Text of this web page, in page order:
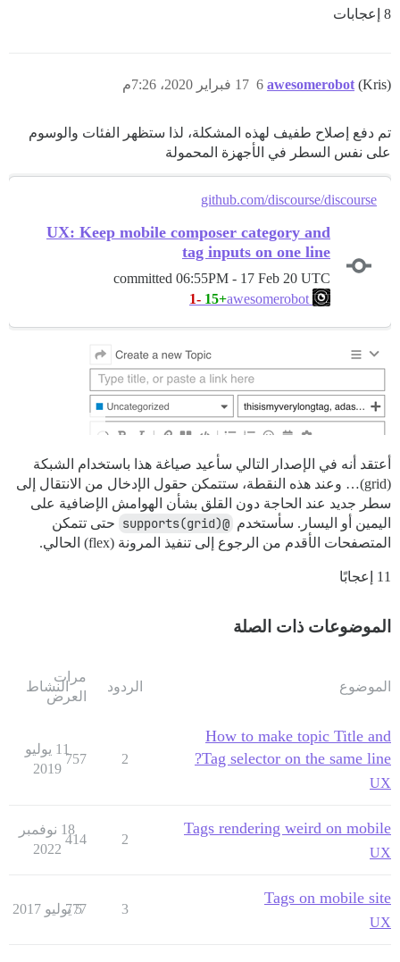
8 إعجابات
awesomerobot (Kris) 17 فبراير 2020، 7:26م 6
تم دفع إصلاح طفيف لهذه المشكلة، لذا ستظهر الفئات والوسوم
على نفس السطر في الأجهزة المحمولة
github.com/discourse/discourse
UX: Keep mobile composer category and
tag inputs on one line
committed 06:55PM - 17 Feb 20 UTC
+15
-1
أعتقد أنه في الإصدار التالي سأعيد صياغة هذا باستخدام الشبكة
(grid)… وعند هذه النقطة، ستتمكن حقول الإدخال من الانتقال إلى
سطر جديد عند الحاجة دون القلق بشأن الهوامش الإضافية على
اليمين أو اليسار. سأستخدم @supports(grid)
حتى تتمكن
المتصفحات الأقدم من الرجوع إلى تنفيذ المرونة (flex) الحالي.
11 إعجابًا
الموضوعات ذات الصلة
الموضوع الردود
مرات
العرض
النشاط
How to make topic Title and
Tag selector on the same line?
UX
2
757
11 يوليو
2019
Tags rendering weird on mobile
UX
2
414
18 نوفمبر
2022
Tags on mobile site
UX
3
777
5 يوليو 2017